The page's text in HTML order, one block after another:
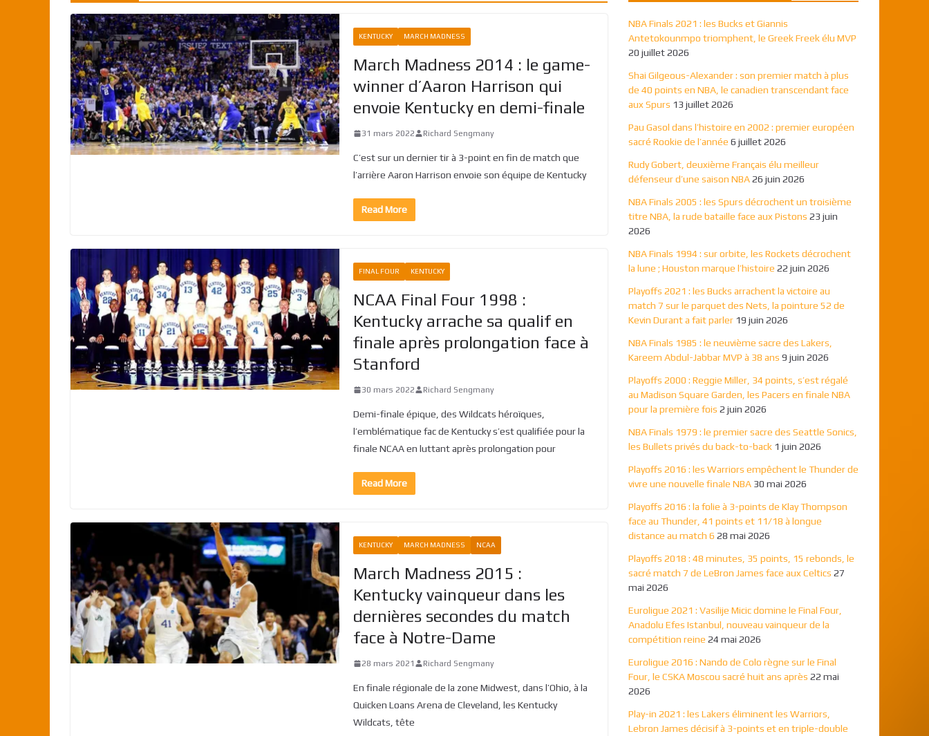
KENTUCKY MARCH MADNESS
March Madness 2014 : le game-
winner d’Aaron Harrison qui
envoie Kentucky en demi-finale
31 mars 2022 Richard Sengmany
C’est sur un dernier tir à 3-point en fin de match que
l’arrière Aaron Harrison envoie son équipe de Kentucky
Read More
FINAL FOUR KENTUCKY
NCAA Final Four 1998 :
Kentucky arrache sa qualif en
finale après prolongation face à
Stanford
30 mars 2022 Richard Sengmany
Demi-finale épique, des Wildcats héroïques,
l’emblématique fac de Kentucky s’est qualifiée pour la
finale NCAA en luttant après prolongation pour
Read More
KENTUCKY MARCH MADNESS NCAA
March Madness 2015 :
Kentucky vainqueur dans les
dernières secondes du match
face à Notre-Dame
28 mars 2021 Richard Sengmany
En finale régionale de la zone Midwest, dans l’Ohio, à la
Quicken Loans Arena de Cleveland, les Kentucky
Wildcats, tête
NBA Finals 2021 : les Bucks et Giannis
Antetokounmpo triomphent, le Greek Freek élu MVP
20 juillet 2026
Shai Gilgeous-Alexander : son premier match à plus
de 40 points en NBA, le canadien transcendant face
aux Spurs 13 juillet 2026
Pau Gasol dans l’histoire en 2002 : premier européen
sacré Rookie de l’année 6 juillet 2026
Rudy Gobert, deuxième Français élu meilleur
défenseur d’une saison NBA26 juin 2026
NBA Finals 2005 : les Spurs décrochent un troisième
titre NBA, la rude bataille face aux Pistons 23 juin
2026
NBA Finals 1994 : sur orbite, les Rockets décrochent
la lune ; Houston marque l’histoire 22 juin 2026
Playoffs 2021 : les Bucks arrachent la victoire au
match 7 sur le parquet des Nets, la pointure 52 de
Kevin Durant a fait parler 19 juin 2026
NBA Finals 1985 : le neuvième sacre des Lakers,
Kareem Abdul-Jabbar MVP à 38 ans 9 juin 2026
Playoffs 2000 : Reggie Miller, 34 points, s’est régalé
au Madison Square Garden, les Pacers en finale NBA
pour la première fois 2 juin 2026
NBA Finals 1979 : le premier sacre des Seattle Sonics,
les Bullets privés du back-to-back 1 juin 2026
Playoffs 2016 : les Warriors empêchent le Thunder de
vivre une nouvelle finale NBA 30 mai 2026
Playoffs 2016 : la folie à 3-points de Klay Thompson
face au Thunder, 41 points et 11/18 à longue
distance au match 6 28 mai 2026
Playoffs 2018 : 48 minutes, 35 points, 15 rebonds, le
sacré match 7 de LeBron James face aux Celtics 27
mai 2026
Euroligue 2021 : Vasilije Micic domine le Final Four,
Anadolu Efes Istanbul, nouveau vainqueur de la
compétition reine 24 mai 2026
Euroligue 2016 : Nando de Colo règne sur le Final
Four, le CSKA Moscou sacré huit ans après 22 mai
2026
Play-in 2021 : les Lakers éliminent les Warriors,
Lebron James décisif à 3-points et en triple-double